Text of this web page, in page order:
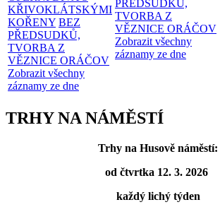
KŘIVOKLÁTSKÝMI
KOŘENY BEZ
PŘEDSUDKŮ,
TVORBA Z
VĚZNICE ORÁČOV
Zobrazit všechny
záznamy ze dne
PŘEDSUDKŮ,
TVORBA Z
VĚZNICE ORÁČOV
Zobrazit všechny
záznamy ze dne
TRHY NA NÁMĚSTÍ
Trhy na Husově náměstí:
od čtvrtka 12. 3. 2026
každý lichý týden